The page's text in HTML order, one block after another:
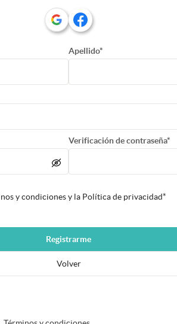
Apellido*
Verificación de contraseña*
y condiciones y la Política de privacidad*
Registrarme
Volver